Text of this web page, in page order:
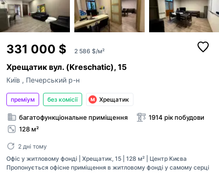
331 000 $ 2 586 $/м²
Хрещатик вул. (Kreschatic), 15
Київ , Печерський р-н
преміум без комісії Хрещатик
багатофункціональне приміщення
128 м²
1914 рік побудови
2 дні тому
Офіс у житловому фонді | Хрещатик, 15 | 128 м² | Центр Києва
Пропонується офісне приміщення в житловому фонді у самому серці